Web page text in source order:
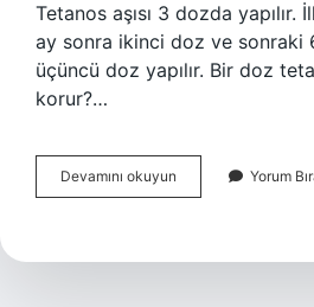
Tetanos aşısı 3 dozda yapılır.
ay sonra ikinci doz ve sonraki
üçüncü doz yapılır. Bir doz
korur?…
Devamını okuyun Tetanoz
Aşısı
Korur
Yorum